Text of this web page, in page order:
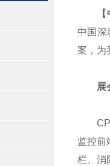
【
中国深
案，为
展
监控前
栏、消